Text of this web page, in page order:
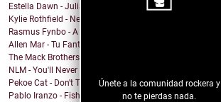
Únete a la comunidad rockera y
no te pierdas nada.
Estella Dawn - Julian
Kylie Rothfield - Never Loved Somebody
Rasmus Fynbo - A Speck of Light
Allen Mar - Tu Fantasma
The Mack Brothers - Take a Ride
NLM - You'll Never Silence Me
Pekoe Cat - Don't Think Just Do It
Pablo Iranzo - Fish Food